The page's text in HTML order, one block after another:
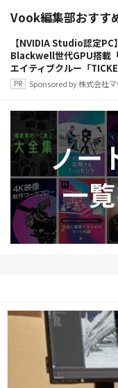
Vook編集部おすす
【NVIDIA Studio認定PC
Blackwell世代GPU搭載
エイティブクルー「
Sponsored by 株式会社